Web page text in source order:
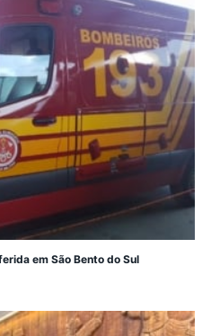
em São Bento do Sul